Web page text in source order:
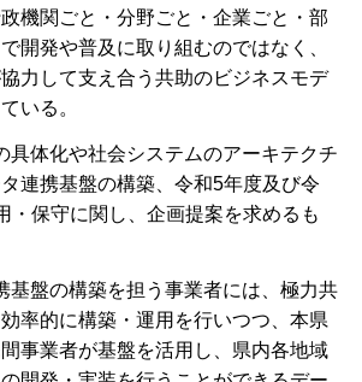
機関ごと・分野ごと・企業ごと・部
開発や普及に取り組むのではなく、
力して支え合う共助のビジネスモデ
いる。
具体化や社会システムのアーキテクチ
連携基盤の構築、令和5年度及び令
・保守に関し、企画提案を求めるも
基盤の構築を担う事業者には、極力共
率的に構築・運用を行いつつ、本県
事業者が基盤を活用し、県内各地域